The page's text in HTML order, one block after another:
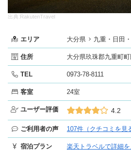
出典:RakutenTravel
エリア 大分県 九重・日田
住所 大分県玖珠郡九重町
TEL 0973-78-8111
客室 24室
ユーザー評価 4.2
ご利用者の声 107件（クチコミを見
宿泊プラン 楽天トラベルで詳細を